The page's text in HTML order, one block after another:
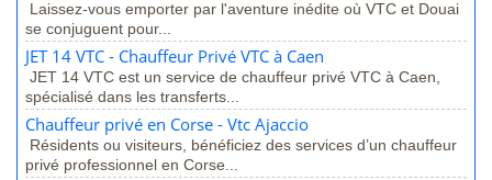
Laissez-vous emporter par l'aventure inédite où VTC et Douai
se conjuguent pour...
JET 14 VTC - Chauffeur Privé VTC à Caen
JET 14 VTC est un service de chauffeur privé VTC à Caen,
spécialisé dans les transferts...
Chauffeur privé en Corse - Vtc Ajaccio
Résidents ou visiteurs, bénéficiez des services d’un chauffeur
privé professionnel en Corse...